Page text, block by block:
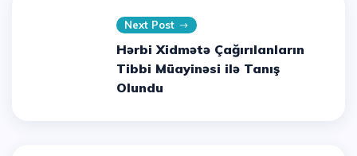
Next Post
Hərbi Xidmətə Çağırılanların
Tibbi Müayinəsi ilə Tanış
Olundu